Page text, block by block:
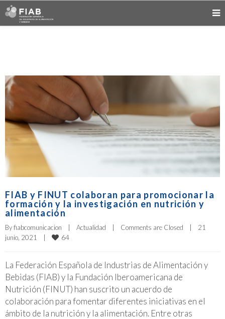
FIAB y FINUT colaboran para promocionar la
formación y la investigación en nutrición y
alimentación
By fiabcomunicacion Actualidad Comments are Closed
21
junio, 2021
64
La Federación Española de Industrias de Alimentación y
Bebidas (FIAB) y la Fundación Iberoamericana de
Nutrición (FINUT) han suscrito un acuerdo de
colaboración para fomentar diferentes iniciativas en el
ámbito de la nutrición y la alimentación. Entre otras